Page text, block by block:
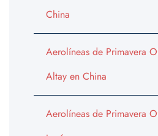
China
Aerolíneas de Primavera
Altay en China
Aerolíneas de Primavera